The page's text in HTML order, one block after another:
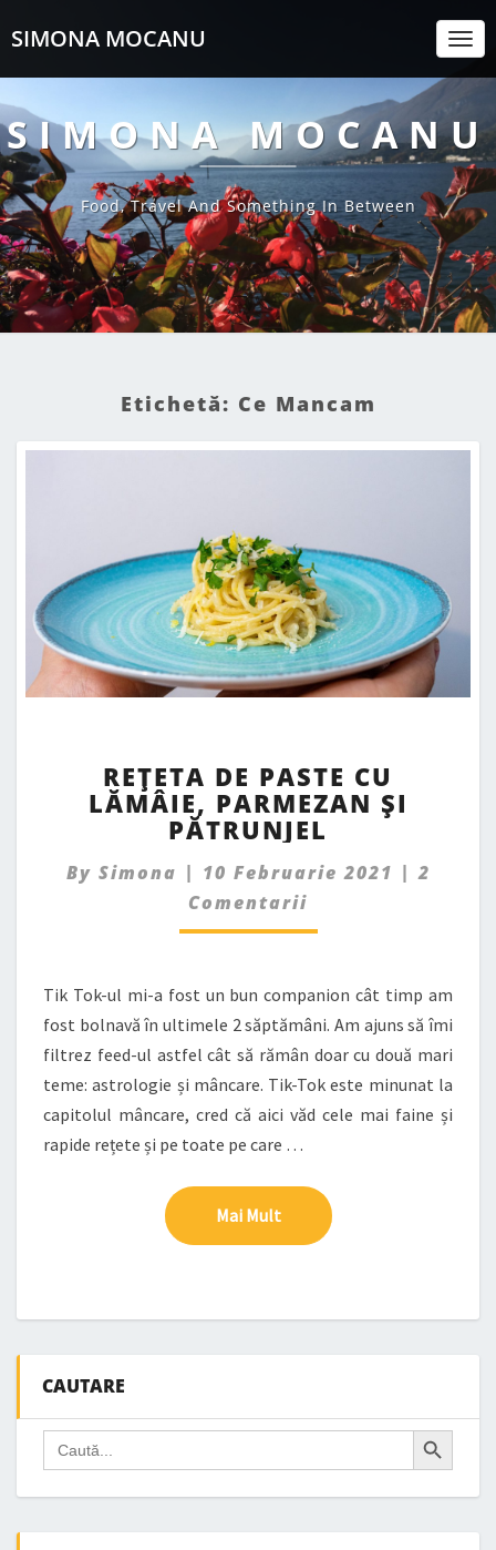
SIMONA MOCANU
SIMONA MOCANU
Food, Travel And Something In Between
Etichetă: Ce Mancam
DE
PASTE
CU
LĂMÂIE,
PARMEZAN
ȘI
REȚETA DE PASTE CU
LĂMÂIE, PARMEZAN ȘI
PĂTRUNJEL
By Simona | 10 Februarie 2021 |2
Comentarii
Tik Tok-ul mi-a fost un bun companion cât timp am
fost bolnavă în ultimele 2 săptămâni. Am ajuns să îmi
filtrez feed-ul astfel cât să rămân doar cu două mari
teme: astrologie și mâncare. Tik-Tok este minunat la
capitolul mâncare, cred că aici văd cele mai faine și
rapide rețete și pe toate pe care …
Mai MultMai Mult
CAUTARE
Search
for:
Search Button